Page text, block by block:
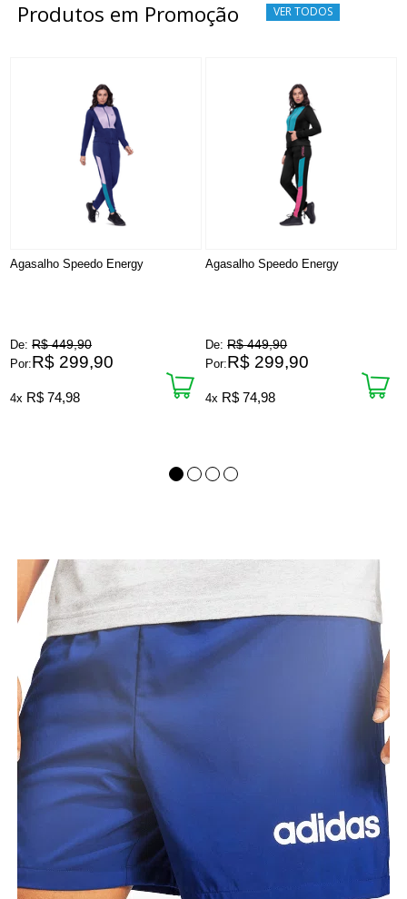
Produtos em Promoção VER TODOS
Agasalho Speedo Energy
De: R$ 449,90
Por:R$ 299,90
4x R$ 74,98
Agasalho Speedo Energy
De: R$ 449,90
Por:R$ 299,90
4x R$ 74,98